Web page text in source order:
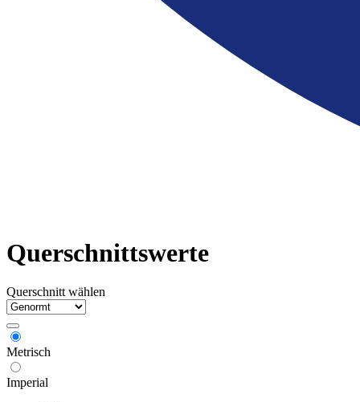
Querschnittswerte
Querschnitt wählen
Metrisch
Imperial